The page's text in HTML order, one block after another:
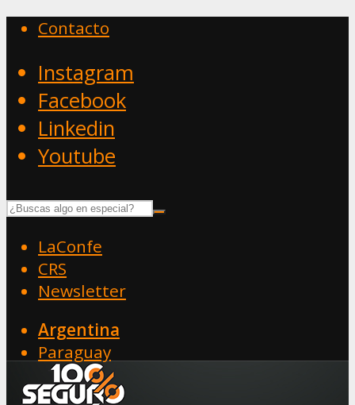
Contacto
Instagram
Facebook
Linkedin
Youtube
LaConfe
CRS
Newsletter
Argentina
Paraguay